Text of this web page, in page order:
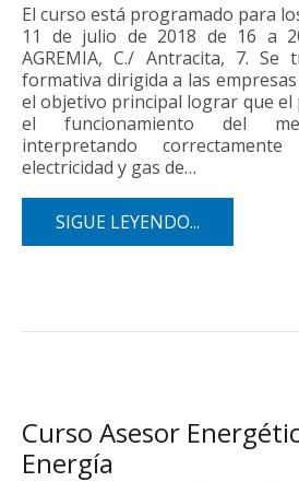
El curso está programado para
11 de julio de 2018 de 16 a
AGREMIA, C./ Antracita, 7.
formativa dirigida a las
el objetivo principal lograr que el
el funcionamiento del
interpretando
electricidad y gas de…
SIGUE LEYENDO...
Curso Asesor
Energía